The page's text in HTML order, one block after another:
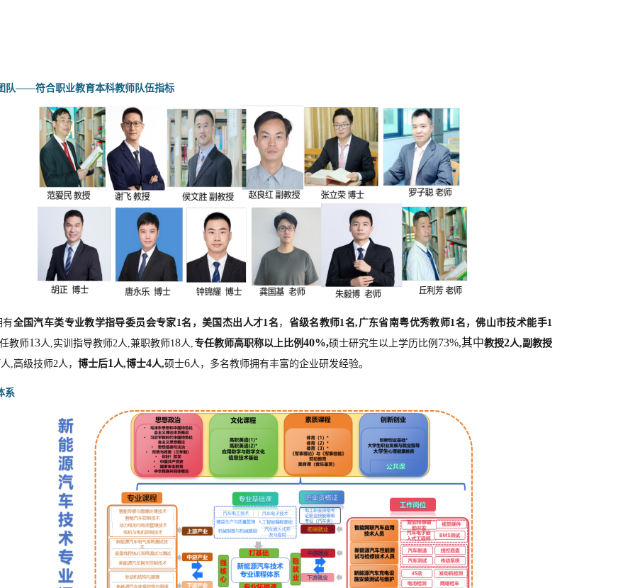
队——符合职业教育本科教师队伍指标
有全国汽车类专业教学指导委员会专家1名，美国杰出人才1名 ， 省级名教师1名,广东省南粤优秀教师1名，佛山市技术能手1
教师13人 ,实训指导教师2人,兼职教师18人 专任教师高职称以上比例 40%,硕士研究生以上学历比例 73%,其中教授2人,副教授
人 ,高级技师2人， 博士后1 人,博士4人,硕士6人，多名教师拥有丰富的企业研发经验。
系